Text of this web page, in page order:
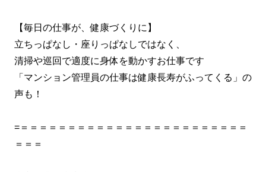
【毎日の仕事が、健康づくりに】
立ちっぱなし・座りっぱなしではなく、
清掃や巡回で適度に身体を動かすお仕事です
「マンション管理員の仕事は健康長寿がふってくる」の
声も！
=＝＝＝＝＝＝＝＝＝＝＝＝＝＝＝＝＝＝＝＝＝＝＝＝
＝＝＝